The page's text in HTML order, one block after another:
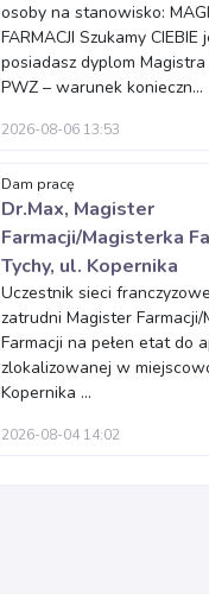
osoby na stanowisko:
FARMACJI Szukamy CIEBIE
posiadasz dyplom
PWZ – warunek konieczn...
2026-08-06 13:53
Dam pracę
Dr.Max, Magister
Farmacji/Magisterka
Tychy, ul. Kopernika
Uczestnik sieci
zatrudni Magister Farmacji/
Farmacji na pełen etat do
zlokalizowanej w
Kopernika ...
2026-08-04 14:02